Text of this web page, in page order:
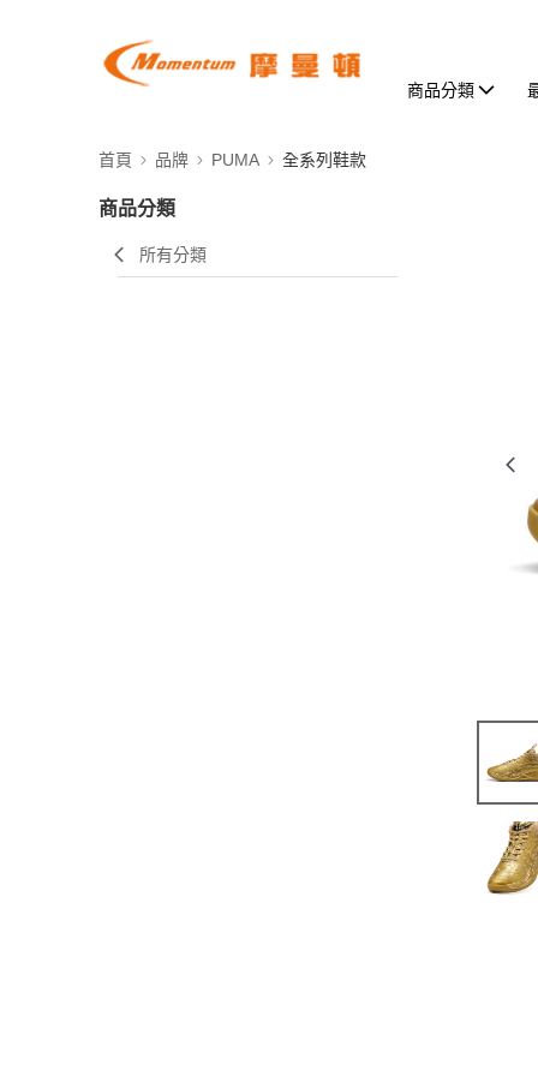
商品分類
首頁 品牌 PUMA 全系列鞋款
商品分類
所有分類